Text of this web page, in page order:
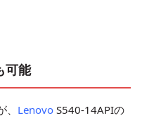
可能
Lenovo S540-14APIの